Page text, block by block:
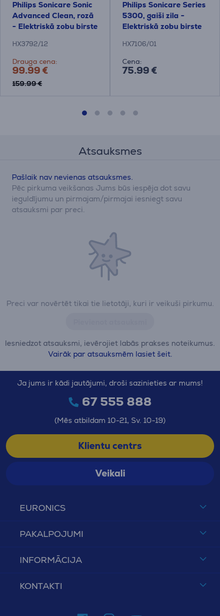
Philips Sonicare Sonic
Advanced Clean, rozā
- Elektriskā zobu birste
HX3792/12
Drauga cena:
99.99 €
159.99 €
Philips Sonicare Series
5300, gaiši zila -
Elektriskā zobu birste
HX7106/01
Cena:
75.99 €
Atsauksmes
Preci var novērtēt tikai tie lietotāji, kuri ir veikuši pirkumu.
Iesniedzot atsauksmi, ievērojiet labās prakses noteikumus.
Vairāk par atsauksmēm lasiet šeit.
Pašlaik nav nevienas atsauksmes.
Pēc pirkuma veikšanas Jums būs iespēja dot savu
ieguldījumu un pirmajam/pirmajai iesniegt savu
atsauksmi par preci.
EURONICS
PAKALPOJUMI
INFORMĀCIJA
KONTAKTI
Ja jums ir kādi jautājumi, droši sazinieties ar mums!
67 555 888
(Mēs atbildam 10-21, Sv. 10-19)
Klientu centrs
Veikali